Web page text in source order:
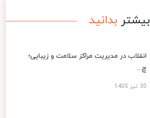
بیشتر بدانید
انقلاب در مدیریت مراکز سلامت و زیبایی؛
چ...
30 تیر 1405